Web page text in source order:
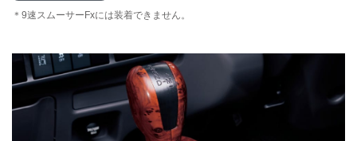
9速スムーサーFxには装着できません。